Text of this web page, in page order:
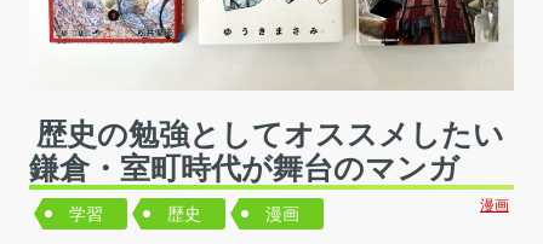
歴史の勉強としてオススメしたい
鎌倉・室町時代が舞台のマンガ
学習 歴史 漫画 漫画